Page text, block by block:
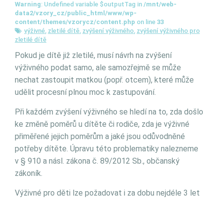
Warning: Undefined variable $outputTag in /mnt/web-
data2/vzory_cz/public_html/www/wp-
content/themes/vzorycz/content.php on line 33
výživné, zletilé dítě, zvýšení výživného, zvýšení výživného pro
zletilé dítě
Pokud je dítě již zletilé, musí návrh na zvýšení
výživného podat samo, ale samozřejmě se může
nechat zastoupit matkou (popř. otcem), které může
udělit procesní plnou moc k zastupování.
Při každém zvýšení výživného se hledí na to, zda došlo
ke změně poměrů u dítěte či rodiče, zda je výživné
přiměřené jejich poměrům a jaké jsou odůvodněné
potřeby dítěte. Úpravu této problematiky nalezneme
v § 910 a násl. zákona č. 89/2012 Sb., občanský
zákoník.
Výživné pro děti lze požadovat i za dobu nejdéle 3 let